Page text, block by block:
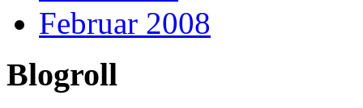
Februar 2008
Blogroll